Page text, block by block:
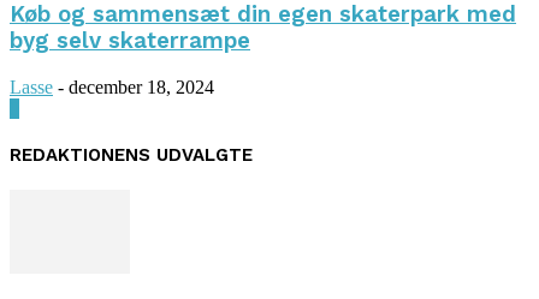
Køb og sammensæt din egen skaterpark med
byg selv skaterrampe
Lasse - december 18, 2024
REDAKTIONENS UDVALGTE